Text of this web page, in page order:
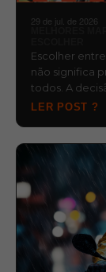
29 de jul. de 2026
Escolher
não significa
todos. A
LER POST ?